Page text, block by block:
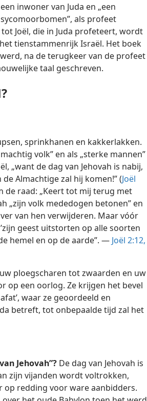
inwoner van Juda en „een
als profeet
Joël, die in Juda profeteert, wordt
tienstammenrijk Israël. Het boek
na de terugkeer van de profeet
taal geschreven.
sprinkhanen en kakkerlakken.
volk” en als „sterke mannen”
„want de dag van Jehovah is nabij,
Almachtige zal hij komen!” (Joël
de raad: „Keert tot mij terug met
„zijn volk mededogen betonen” en
van hen verwijderen. Maar vóór
geest uitstorten op alle soorten
hemel en op de aarde”. — Joël 2:12,
ploegscharen tot zwaarden en uw
op een oorlog. Ze krijgen het bevel
waar ze geoordeeld en
betreft, tot onbepaalde tijd zal het
Jehovah”? De dag van Jehovah is
zijn vijanden wordt voltrokken,
redding voor ware aanbidders.